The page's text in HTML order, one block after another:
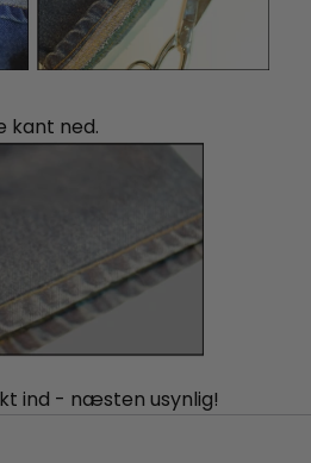
kant ned.
ind - næsten usynlig!